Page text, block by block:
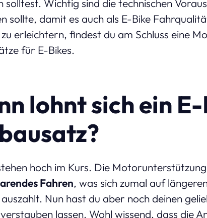
solltest. Wichtig sind die technischen
sollte, damit es auch als E-Bike
erleichtern, findest du am Schluss eine
für E-Bikes.
lohnt sich ein
hoch im Kurs. Die
Fahren, was sich zumal auf
Nun hast du aber noch deinen
lassen. Wohl wissend, dass die